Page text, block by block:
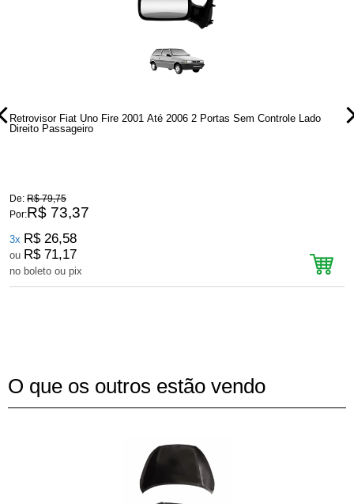
Retrovisor Fiat Uno Fire 2001 Até 2006 2 Portas Sem Controle Lado
Direito Passageiro
De: R$ 79,75
Por:R$ 73,37
3x R$ 26,58
ou R$ 71,17
no boleto ou pix
O que os outros estão vendo